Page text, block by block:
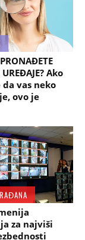
UREĐAJE? Ako
vas neko
ovo je
za najviši